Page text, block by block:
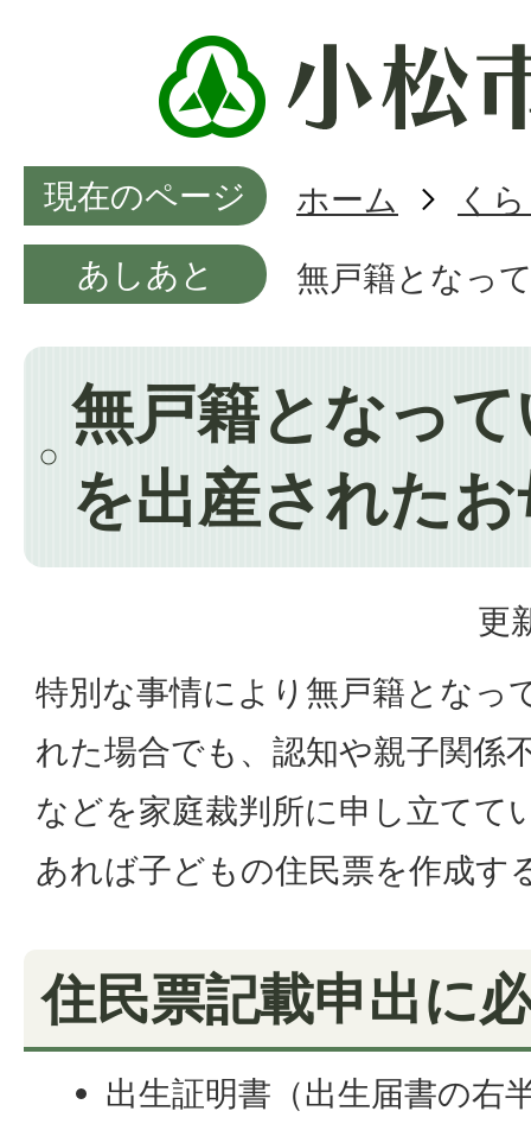
現在のページ ホーム
く
あしあと
無戸籍となっ
無戸籍となっ
を出産された
更
特別な事情により無戸籍となっ
れた場合でも、認知や親子関係
などを家庭裁判所に申し立てて
あれば子どもの住民票を作成す
住民票記載申出に
出生証明書（出生届書の右